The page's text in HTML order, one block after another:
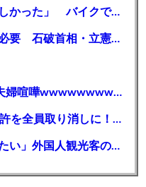
【千葉】「みんなで走れて楽しかった」 バイクでバースデー集団暴走 男女５７人を書類送検 SNSで参加者募る
ガソリン減税、１兆円の財源必要 石破首相・立憲野田氏「財源は死に物狂いで確保しなければならない」「本当に死に物狂いで」
【悲報】論客米山隆一、Xで夫婦喧嘩wwwwwwwwwwww
【芸能】高橋真麻「80代で免許を全員取り消しに！」 高齢ドライバーの事故問題で、高齢者の運転免許取り消し法を提案
【🗻】「富士山きれいに撮りたい」外国人観光客のレンタカー事故が急増…「ハンドルが逆で慣れず」、道の狭さも